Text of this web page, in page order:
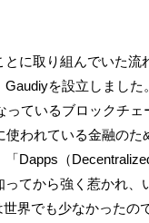
に取り組んでいた流
を設立しました。
ているブロックチ
われている金融の
Dapps（
てから強く惹かれ、
界でも少なかったの